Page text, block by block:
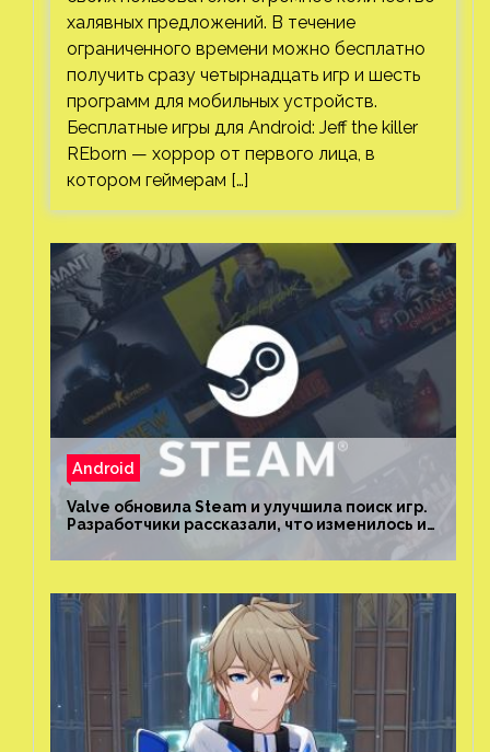
халявных предложений. В течение
ограниченного времени можно бесплатно
получить сразу четырнадцать игр и шесть
программ для мобильных устройств.
Бесплатные игры для Android: Jeff the killer
REborn — хоррор от первого лица, в
котором геймерам […]
Android
Valve обновила Steam и улучшила поиск игр.
Разработчики рассказали, что изменилось и